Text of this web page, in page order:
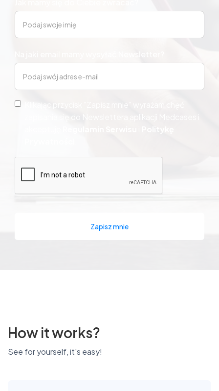
How it works?
See for yourself, it's easy!